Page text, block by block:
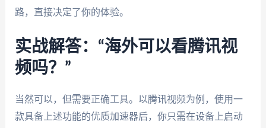
路，直接决定了你的体验。
实战解答：“海外可以看腾讯视
频吗？”
当然可以，但需要正确工具。以腾讯视频为例，使用一
款具备上述功能的优质加速器后，你只需在设备上启动